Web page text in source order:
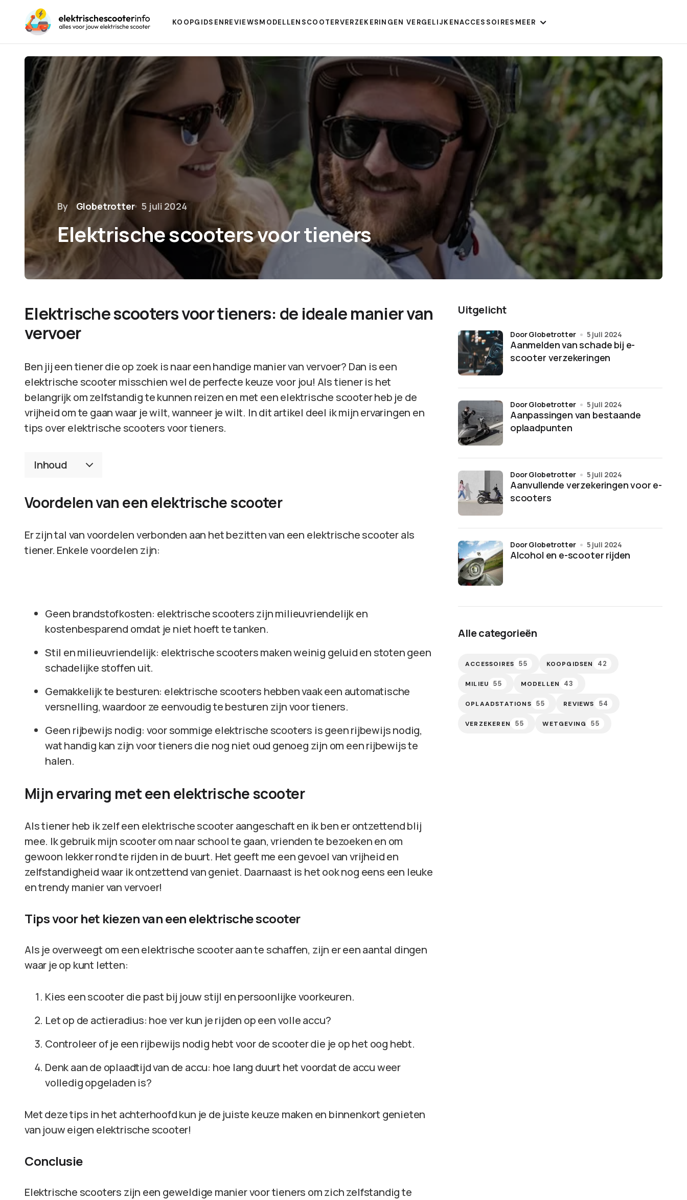
KOOPGIDSENREVIEWSMODELLEN SCOOTERVERZEKERINGEN VERGELIJKENACCESSOIRES MEER
By Globetrotter 5 juli 2024
Elektrische scooters voor tieners
Elektrische scooters voor tieners: de ideale manier van
vervoer
Ben jij een tiener die op zoek is naar een handige manier van vervoer? Dan is een
elektrische scooter misschien wel de perfecte keuze voor jou! Als tiener is het
belangrijk om zelfstandig te kunnen reizen en met een elektrische scooter heb je de
vrijheid om te gaan waar je wilt, wanneer je wilt. In dit artikel deel ik mijn ervaringen en
tips over elektrische scooters voor tieners.
Inhoud
Voordelen van een elektrische scooter
Er zijn tal van voordelen verbonden aan het bezitten van een elektrische scooter als
tiener. Enkele voordelen zijn:
Geen brandstofkosten: elektrische scooters zijn milieuvriendelijk en
kostenbesparend omdat je niet hoeft te tanken.
Stil en milieuvriendelijk: elektrische scooters maken weinig geluid en stoten geen
schadelijke stoffen uit.
Gemakkelijk te besturen: elektrische scooters hebben vaak een automatische
versnelling, waardoor ze eenvoudig te besturen zijn voor tieners.
Geen rijbewijs nodig: voor sommige elektrische scooters is geen rijbewijs nodig,
wat handig kan zijn voor tieners die nog niet oud genoeg zijn om een rijbewijs te
halen.
Mijn ervaring met een elektrische scooter
Als tiener heb ik zelf een elektrische scooter aangeschaft en ik ben er ontzettend blij
mee. Ik gebruik mijn scooter om naar school te gaan, vrienden te bezoeken en om
gewoon lekker rond te rijden in de buurt. Het geeft me een gevoel van vrijheid en
zelfstandigheid waar ik ontzettend van geniet. Daarnaast is het ook nog eens een leuke
en trendy manier van vervoer!
Tips voor het kiezen van een elektrische scooter
Als je overweegt om een elektrische scooter aan te schaffen, zijn er een aantal dingen
waar je op kunt letten:
Kies een scooter die past bij jouw stijl en persoonlijke voorkeuren.
Let op de actieradius: hoe ver kun je rijden op een volle accu?
Controleer of je een rijbewijs nodig hebt voor de scooter die je op het oog hebt.
Denk aan de oplaadtijd van de accu: hoe lang duurt het voordat de accu weer
volledig opgeladen is?
Met deze tips in het achterhoofd kun je de juiste keuze maken en binnenkort genieten
van jouw eigen elektrische scooter!
Conclusie
Elektrische scooters zijn een geweldige manier voor tieners om zich zelfstandig te
Uitgelicht
Aanmelden van schade bij e-
scooter verzekeringen
door Globetrotter 5 juli 2024
Aanpassingen van bestaande
oplaadpunten
door Globetrotter 5 juli 2024
Aanvullende verzekeringen voor e-
scooters
door Globetrotter 5 juli 2024
Alcohol en e-scooter rijden
door Globetrotter 5 juli 2024
Alle categorieën
ACCESSOIRES 55 KOOPGIDSEN 42
MILIEU 55 MODELLEN 43
OPLAADSTATIONS 55 REVIEWS 54
VERZEKEREN 55 WETGEVING 55